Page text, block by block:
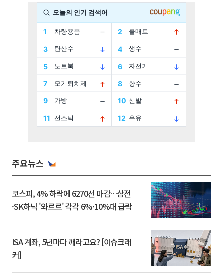
주요뉴스
코스피, 4% 하락에 6270선 마감…삼전
·SK하닉 '와르르' 각각 6%·10%대 급락
ISA 계좌, 5년마다 깨라고요? [이슈크래
커]